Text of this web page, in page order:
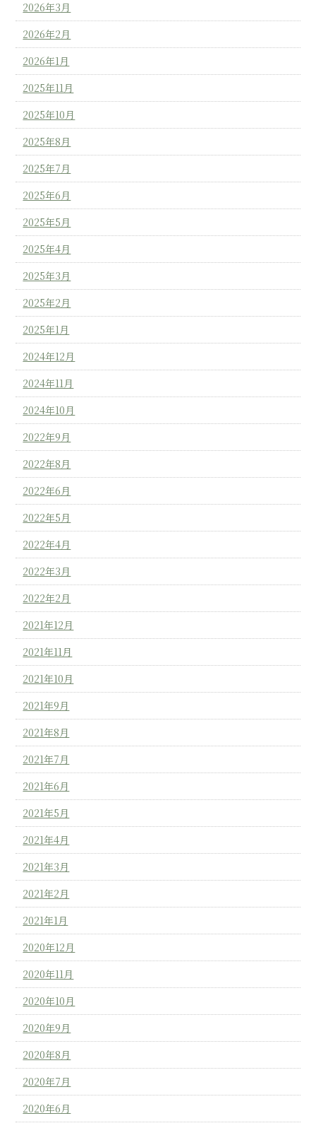
2026年3月
2026年2月
2026年1月
2025年11月
2025年10月
2025年8月
2025年7月
2025年6月
2025年5月
2025年4月
2025年3月
2025年2月
2025年1月
2024年12月
2024年11月
2024年10月
2022年9月
2022年8月
2022年6月
2022年5月
2022年4月
2022年3月
2022年2月
2021年12月
2021年11月
2021年10月
2021年9月
2021年8月
2021年7月
2021年6月
2021年5月
2021年4月
2021年3月
2021年2月
2021年1月
2020年12月
2020年11月
2020年10月
2020年9月
2020年8月
2020年7月
2020年6月